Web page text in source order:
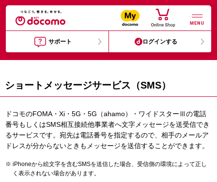
MENU
サポート ログインする
ショートメッセージサービス（SMS）
ドコモのFOMA・Xi・5G・5G（ahamo）・ワイドスターⅢの電話
番号もしくはSMS相互接続他事業者へ文字メッセージを送受信でき
るサービスです。宛先は電話番号を指定するので、相手のメールア
ドレスが分からないときもメッセージを送信することができます。
iPhoneから絵文字を含むSMSを送信した場合、受信側の環境によって正し
く表示されない場合があります。